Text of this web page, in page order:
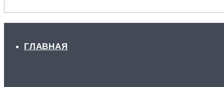
ГЛАВНАЯ